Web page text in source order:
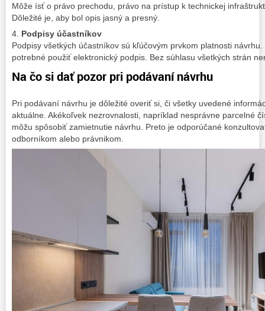
Môže ísť o právo prechodu, právo na prístup k technickej
Dôležité je, aby bol opis jasný a presný.
4. Podpisy účastníkov
Podpisy všetkých účastníkov sú kľúčovým prvkom platnosti
potrebné použiť elektronický podpis. Bez súhlasu všetkých strán
Na čo si dať pozor pri podávaní návrhu
Pri podávaní návrhu je dôležité overiť si, či všetky uvedené
aktuálne. Akékoľvek nezrovnalosti, napríklad nesprávne parcelné
môžu spôsobiť zamietnutie návrhu. Preto je odporúčané
odborníkom alebo právnikom.